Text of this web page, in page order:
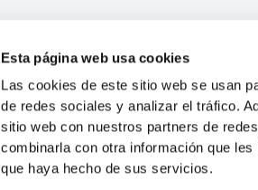
Esta página web usa cookies
Las cookies de este sitio web se usan
de redes sociales y analizar el tráfico.
sitio web con nuestros partners de
combinarla con otra información que
que haya hecho de sus servicios.